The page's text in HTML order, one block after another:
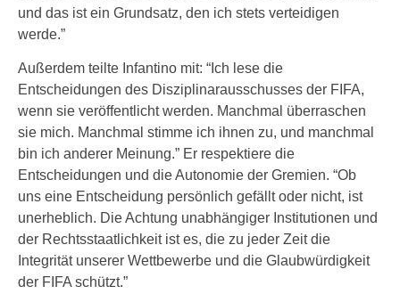
und das ist ein Grundsatz, den ich stets verteidigen
werde.”
Außerdem teilte Infantino mit: “Ich lese die
Entscheidungen des Disziplinarausschusses der FIFA,
wenn sie veröffentlicht werden. Manchmal überraschen
sie mich. Manchmal stimme ich ihnen zu, und manchmal
bin ich anderer Meinung.” Er respektiere die
Entscheidungen und die Autonomie der Gremien. “Ob
uns eine Entscheidung persönlich gefällt oder nicht, ist
unerheblich. Die Achtung unabhängiger Institutionen und
der Rechtsstaatlichkeit ist es, die zu jeder Zeit die
Integrität unserer Wettbewerbe und die Glaubwürdigkeit
der FIFA schützt.”